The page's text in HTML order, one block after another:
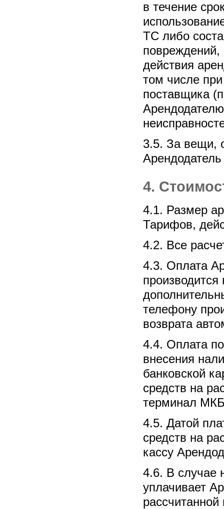
в течение
ТС либо
повреждений,
действия
том числе
поставщика
3.5. За вещи,
Арендодатель
4.
4.1. Размер
Тарифов,
4.2. Все
4.3. Оплата
телефону
возврата
4.4. Оплата
внесения
банковской
средств на
терминал
4.5. Датой
средств на
кассу
4.6. В случае
уплачивает